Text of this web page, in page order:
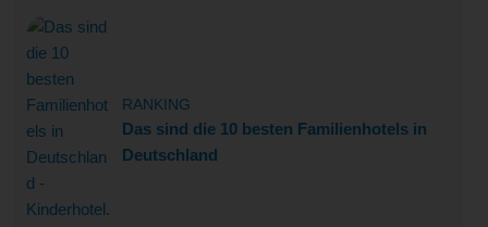
RANKING
Das sind die 10 besten Familienhotels in
Deutschland